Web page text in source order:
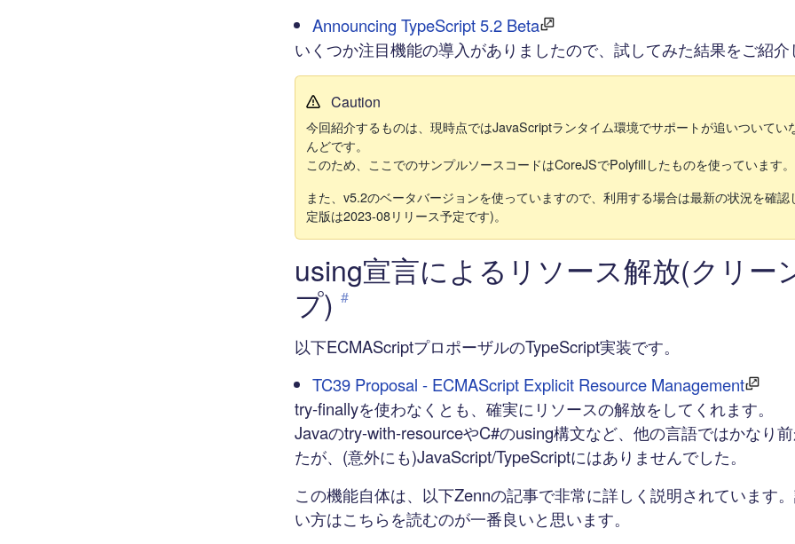
Announcing TypeScript 5.2 Beta
いくつか注目機能の導入がありましたので、試してみた結果をご紹介
Caution
今回紹介するものは、現時点ではJavaScriptランタイム環境でサポートが追いついてい
んどです。
このため、ここでのサンプルソースコードはCoreJSでPolyfillしたものを使っています。
また、v5.2のベータバージョンを使っていますので、利用する場合は最新の状況を確
定版は2023-08リリース予定です)。
using宣言によるリソース解放(クリー
プ) #
以下ECMAScriptプロポーザルのTypeScript実装です。
TC39 Proposal - ECMAScript Explicit Resource Management
try-finallyを使わなくとも、確実にリソースの解放をしてくれます。
Javaのtry-with-resourceやC#のusing構文など、他の言語ではかなり
たが、(意外にも)JavaScript/TypeScriptにはありませんでした。
この機能自体は、以下Zennの記事で非常に詳しく説明されています
い方はこちらを読むのが一番良いと思います。